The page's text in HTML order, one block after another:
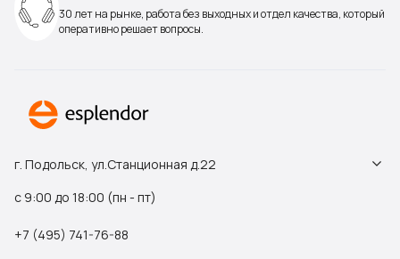
30 лет на рынке, работа без выходных и отдел качества, который
оперативно решает вопросы.
г. Подольск, ул.Станционная д.22
с 9:00 до 18:00 (пн - пт)
+7 (495) 741-76-88